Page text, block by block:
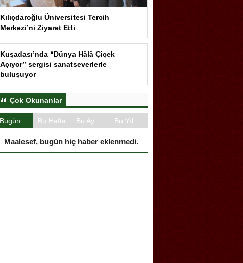
Kılıçdaroğlu Üniversitesi Tercih
Merkezi’ni Ziyaret Etti
Kuşadası’nda “Dünya Hâlâ Çiçek
Açıyor” sergisi sanatseverlerle